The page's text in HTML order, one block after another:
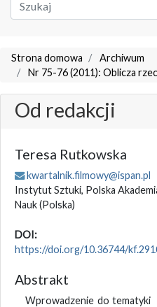
Strona domowa
Archiwum
Nr 75-76 (2011): Oblicza
Od redakcji
Teresa Rutkowska
kwartalnik.filmowy@ispan.pl
Instytut Sztuki, Polska
Nauk(Polska)
DOI:
https://doi.org/10.36744/
Abstrakt
Wprowadzenie do tematyki